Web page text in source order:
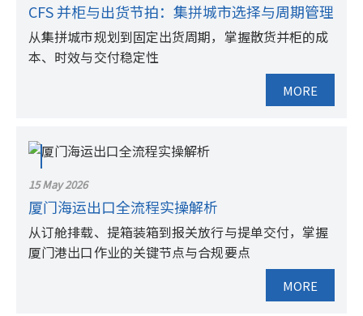
CFS 并柜与出货节拍：集拼城市选择与周期管理
从集拼城市规划到固定出货周期，掌握散货并柜的成
本、时效与交付稳定性
MORE
15 May 2026
厦门海运出口全流程实操解析
从订舱排载、提箱装箱到报关放行与提单交付，掌握
厦门港出口作业的关键节点与合规要点
MORE